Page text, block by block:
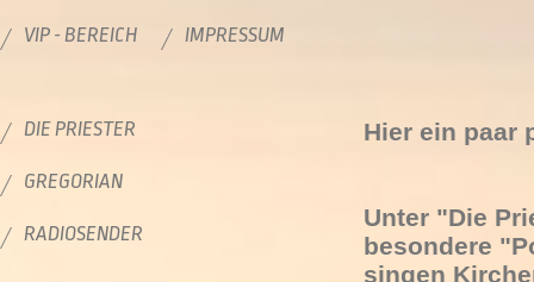
VIP - BEREICH IMPRESSUM
DIE PRIESTER
GREGORIAN
RADIOSENDER
Hier ein paar
Unter "Die
besondere
singen